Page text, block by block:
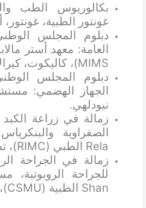
غونتور الطبية، غونتور،
MIMS)، كاليكوت، كيرالا، الهند.
نيودلهي.
زمالة في زراعة
Rela الطبي (RIMC)، تشيناي، الهند.
Shan الطبية (CSMU)، مدينة تايتشونغ، تايوان.